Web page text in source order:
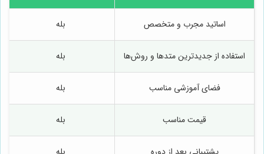
اساتید مجرب و متخصص بله
استفاده از جدیدترین متدها و روش‌ها بله
فضای آموزشی مناسب بله
قیمت مناسب بله